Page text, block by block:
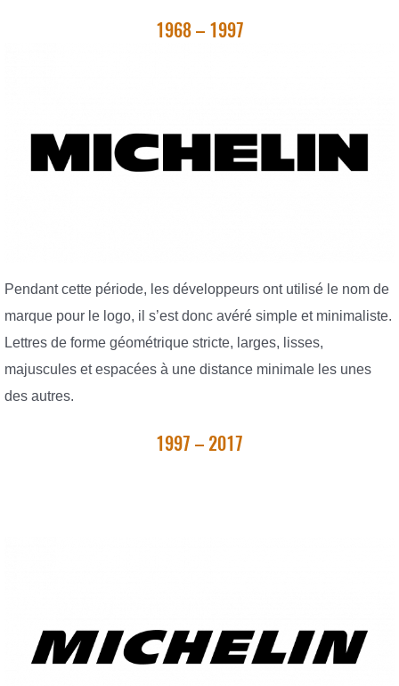
1968 – 1997
Pendant cette période, les développeurs ont utilisé le nom de
marque pour le logo, il s’est donc avéré simple et minimaliste.
Lettres de forme géométrique stricte, larges, lisses,
majuscules et espacées à une distance minimale les unes
des autres.
1997 – 2017